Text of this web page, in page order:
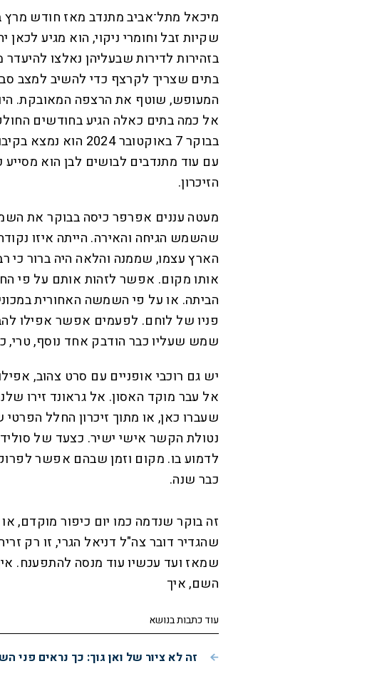
מיכאל מתל־אביב מתנדב מאז חודש מרץ
שקיות זבל וחומרי ניקוי, הוא מגיע לכאן
בזהירות לדירות שבעליהן נאלצו
בתים שצריך לקרצף כדי להשיב למצב
המעופש, שוטף את הרצפה המאובקת.
אל כמה בתים כאלה הגיע בחודשים
בבוקר 7 באוקטובר
עם עוד מתנדבים לבושים לבן הוא
הזיכרון.
מעטה עננים אפרפר כיסה בבוקר את
שהשמש הגיחה והאירה. הייתה איזו
הארץ עצמו, שממנה והלאה היה ברור כי
אותו מקום. אפשר לזהות אותם על פי
הביתה. או על פי השמשה האחורית
פניו של לוחם. לפעמים אפשר אפילו
שמש שעליו כבר הודבק אחד נוסף, טרי,
יש גם רוכבי אופניים עם סרט צהוב,
אל עבר מוקד האסון. אל גראונד זירו
שעברו כאן, או מתוך זיכרון החלל
נטולת הקשר אישי ישיר. כצעד של
לדמוע בו. מקום וזמן שבהם אפשר
כבר שנה.
זה בוקר שנדמה כמו יום כיפור מוקדם,
שהגדיר דובר צה"ל דניאל הגרי, זו רק
שמאז ועד עכשיו עוד מנסה להתפענח.
השם, איך
עוד כתבות בנושא
זה לא ציור של ואן גוך: כך נראים פני